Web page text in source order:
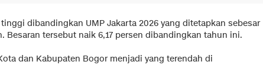
dibandingkan UMP Jakarta 2026 yang ditetapkan sebesar
Besaran tersebut naik 6,17 persen dibandingkan tahun ini.
dan Kabupaten Bogor menjadi yang terendah di